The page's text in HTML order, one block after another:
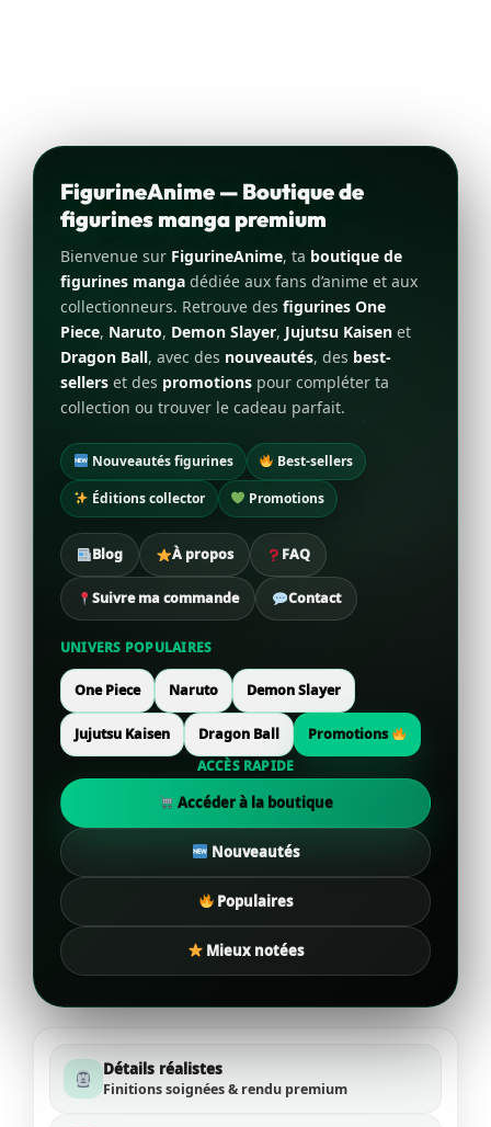
FigurineAnime — Boutique de
figurines manga premium
Bienvenue sur FigurineAnime, ta boutique de
figurines manga dédiée aux fans d’anime et aux
collectionneurs. Retrouve des figurines One
Piece, Naruto, Demon Slayer, Jujutsu Kaisen et
Dragon Ball, avec des nouveautés, des best-
sellers et des promotions pour compléter ta
collection ou trouver le cadeau parfait.
Nouveautés figurines
Best-sellers
Éditions collector
Promotions
Blog À propos FAQ
Suivre ma commande Contact
UNIVERS POPULAIRES
One Piece Naruto Demon Slayer
Jujutsu Kaisen Dragon Ball
Promotions
ACCÈS RAPIDE
Accéder à la boutique
Nouveautés
Populaires
Mieux notées
Détails réalistes
Finitions soignées & rendu premium